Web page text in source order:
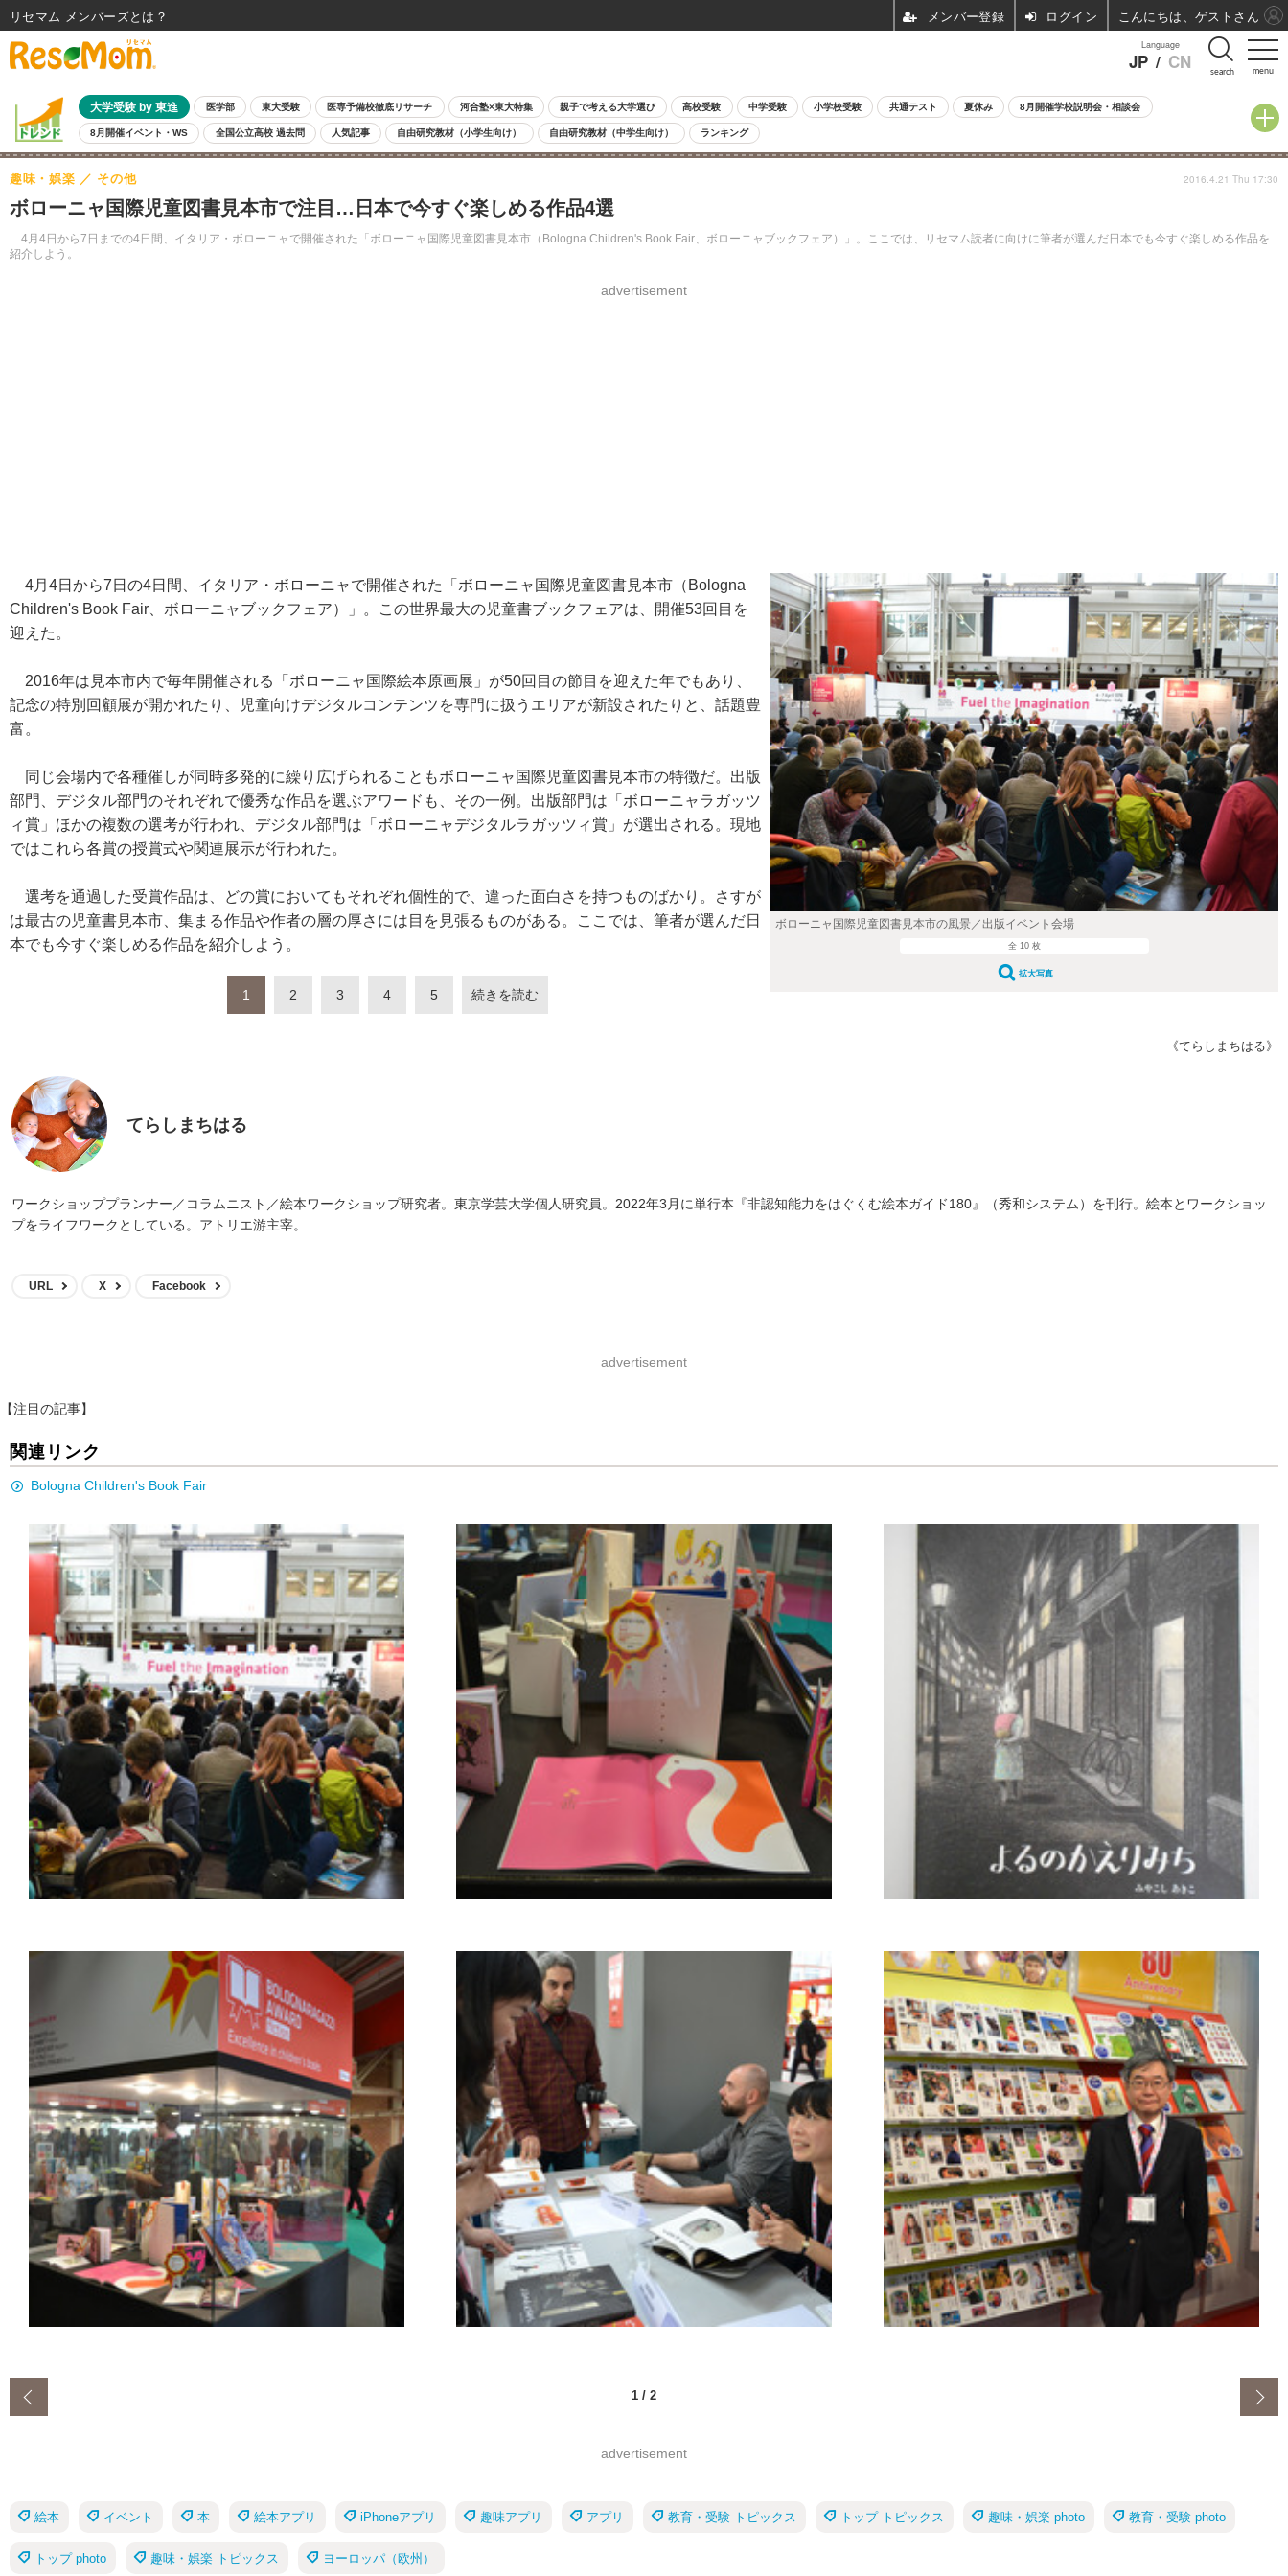
menu
Language
JP / CN search
大学受験 by 東進 医学部 東大受験 医専予備校徹底リサーチ 河合塾×東大特集 親子で考える大学選び 高校受験 中学受験 小学校受験 共通テスト 夏休み 8月開催学校説明会・相談会
8月開催イベント・WS 全国公立高校 過去問 人気記事 自由研究教材（小学生向け） 自由研究教材（中学生向け） ランキング
ボローニャ国際児童図書見本市で注目…日本で今すぐ楽しめる作品4選
4月4日から7日までの4日間、イタリア・ボローニャで開催された「ボローニャ国際児童図書見本市（Bologna Children's Book Fair、ボローニャブックフェア）」。ここでは、リセマム読者に向けに筆者が選んだ日本でも今すぐ楽しめる作品を
紹介しよう。
趣味・娯楽 その他
advertisement
2016.4.21 Thu 17:30
ボローニャ国際児童図書見本市の風景／出版イベント会場
全 10 枚
拡大写真
4月4日から7日の4日間、イタリア・ボローニャで開催された「ボローニャ国際児童図書見本市（Bologna
Children's Book Fair、ボローニャブックフェア）」。この世界最大の児童書ブックフェアは、開催53回目を
迎えた。
2016年は見本市内で毎年開催される「ボローニャ国際絵本原画展」が50回目の節目を迎えた年でもあり、
記念の特別回顧展が開かれたり、児童向けデジタルコンテンツを専門に扱うエリアが新設されたりと、話題豊
富。
同じ会場内で各種催しが同時多発的に繰り広げられることもボローニャ国際児童図書見本市の特徴だ。出版
部門、デジタル部門のそれぞれで優秀な作品を選ぶアワードも、その一例。出版部門は「ボローニャラガッツ
ィ賞」ほかの複数の選考が行われ、デジタル部門は「ボローニャデジタルラガッツィ賞」が選出される。現地
ではこれら各賞の授賞式や関連展示が行われた。
選考を通過した受賞作品は、どの賞においてもそれぞれ個性的で、違った面白さを持つものばかり。さすが
は最古の児童書見本市、集まる作品や作者の層の厚さには目を見張るものがある。ここでは、筆者が選んだ日
本でも今すぐ楽しめる作品を紹介しよう。
1 2 3 4 5 続きを読む
《てらしまちはる》
てらしまちはる
ワークショッププランナー／コラムニスト／絵本ワークショップ研究者。東京学芸大学個人研究員。2022年3月に単行本『非認知能力をはぐくむ絵本ガイド180』（秀和システム）を刊行。絵本とワークショッ
プをライフワークとしている。アトリエ游主宰。
URL X Facebook
advertisement
【注目の記事】
関連リンク
Bologna Children's Book Fair
1 / 2
advertisement
絵本 イベント 本 絵本アプリ iPhoneアプリ 趣味アプリ アプリ 教育・受験 トピックス トップ トピックス 趣味・娯楽 photo 教育・受験 photo
トップ photo 趣味・娯楽 トピックス ヨーロッパ（欧州）
リセマム メンバーズ ログイン こんにちは、ゲストさん